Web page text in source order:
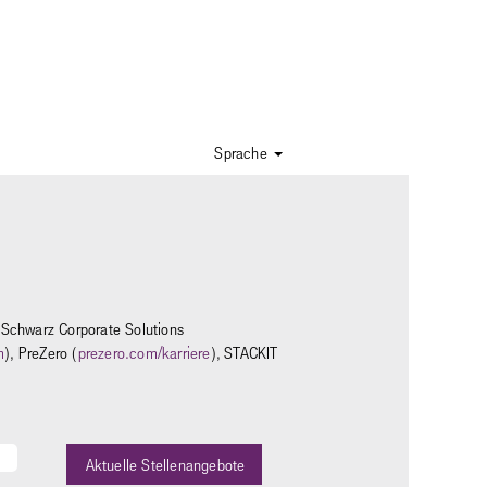
Sprache
Corporate Solutions
), PreZero (prezero.com/karriere), STACKIT